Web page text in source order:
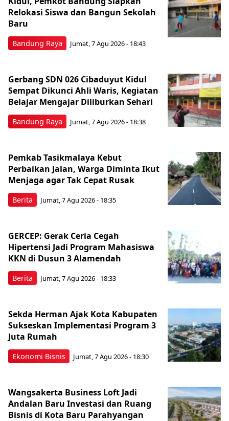
Bandung Raya
Relokasi Siswa dan Bangun Sekolah
Baru
Jumat, 7 Agu 2026 - 18:43
Bandung Raya
Gerbang SDN 026 Cibaduyut Kidul
Sempat Dikunci Ahli Waris, Kegiatan
Belajar Mengajar Diliburkan Sehari
Jumat, 7 Agu 2026 - 18:38
Berita
Pemkab Tasikmalaya Kebut
Perbaikan Jalan, Warga Diminta Ikut
Menjaga agar Tak Cepat Rusak
Jumat, 7 Agu 2026 - 18:35
Berita
GERCEP: Gerak Ceria Cegah
Hipertensi Jadi Program Mahasiswa
KKN di Dusun 3 Alamendah
Jumat, 7 Agu 2026 - 18:33
Ekonomi Bisnis
Sekda Herman Ajak Kota Kabupaten
Sukseskan Implementasi Program 3
Juta Rumah
Jumat, 7 Agu 2026 - 18:30
Wangsakerta Business Loft Jadi
Andalan Baru Investasi dan Ruang
Bisnis di Kota Baru Parahyangan